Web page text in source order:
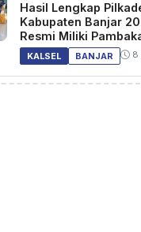
Hasil Lengkap
Kabupaten Banjar
Resmi Miliki
KALSEL BANJAR 8